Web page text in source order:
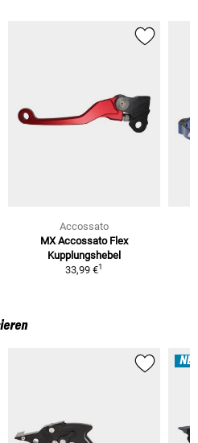
Accossato
MX Accossato Flex
Kupplungshebel
33,99 €1